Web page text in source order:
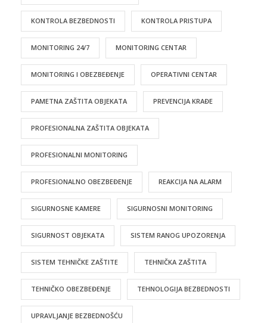
KONTROLA BEZBEDNOSTI KONTROLA PRISTUPA
MONITORING 24/7 MONITORING CENTAR
MONITORING I OBEZBEĐENJE OPERATIVNI CENTAR
PAMETNA ZAŠTITA OBJEKATA PREVENCIJA KRAĐE
PROFESIONALNA ZAŠTITA OBJEKATA
PROFESIONALNI MONITORING
PROFESIONALNO OBEZBEĐENJE REAKCIJA NA ALARM
SIGURNOSNE KAMERE SIGURNOSNI MONITORING
SIGURNOST OBJEKATA SISTEM RANOG UPOZORENJA
SISTEM TEHNIČKE ZAŠTITE TEHNIČKA ZAŠTITA
TEHNIČKO OBEZBEĐENJE TEHNOLOGIJA BEZBEDNOSTI
UPRAVLJANJE BEZBEDNOŠĆU